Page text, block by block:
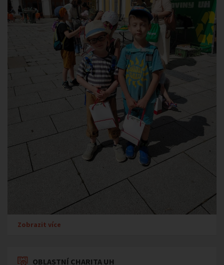
Zobrazit více
OBLASTNÍ CHARITA UH